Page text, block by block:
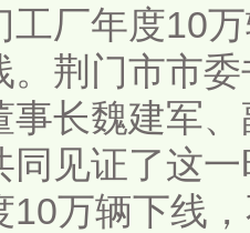
工厂年度10
。荆门市市
事长魏建军
同见证了这
10万辆下线